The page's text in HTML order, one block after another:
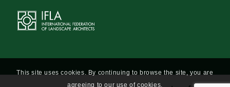
This site uses cookies. By continuing to browse the site, you are
agreeing to our use of cookies.